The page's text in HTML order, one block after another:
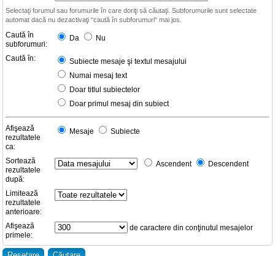
Selectaţi forumul sau forumurile în care doriţi să căutaţi. Subforumurile sunt selectate
automat dacă nu dezactivaţi “caută în subforumuri“ mai jos.
Caută în
subforumuri:
Da Nu
Caută în:
Subiecte mesaje şi textul mesajului
Numai mesaj text
Doar titlul subiectelor
Doar primul mesaj din subiect
Afişează
rezultatele
ca:
Mesaje Subiecte
Sortează
rezultatele
după:
Ascendent Descendent
Limitează
rezultatele
anterioare:
Afişează
primele:
de caractere din conţinutul mesajelor